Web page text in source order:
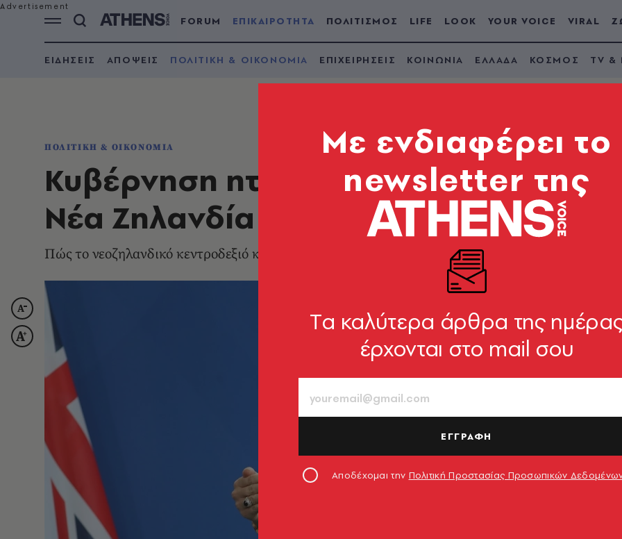
FORUM ΕΠΙΚΑΙΡΟΤΗΤΑ ΠΟΛΙΤΙΣΜΟΣ LIFE LOOK YOUR VOICE VIRAL
ΕΙΔΗΣΕΙΣ ΑΠΟΨΕΙΣ ΠΟΛΙΤΙΚΗ & ΟΙΚΟΝΟΜΙΑ ΕΠΙΧΕΙΡΗΣΕΙΣ ΚΟΙΝΩΝΙΑ ΕΛΛΑΔΑ ΚΟΣΜΟΣ TV &
ΠΟΛΙΤΙΚΗ & ΟΙΚΟΝΟΜΙΑ
Κυβέρνηση ηττημένων: το μάθημα
Νέα Ζηλανδία
Πώς το νεοζηλανδικό κεντροδεξιό κόμμα ηττήθηκε κερδίζοντας τις εκλογές του 2017
Mε ενδιαφέρει το
newsletter της
Tα καλύτερα άρθρα της
έρχονται στο mail σου
ΕΓΓΡΑΦΗ
Αποδέχομαι την Πολιτική Προστασίας Προσωπικών